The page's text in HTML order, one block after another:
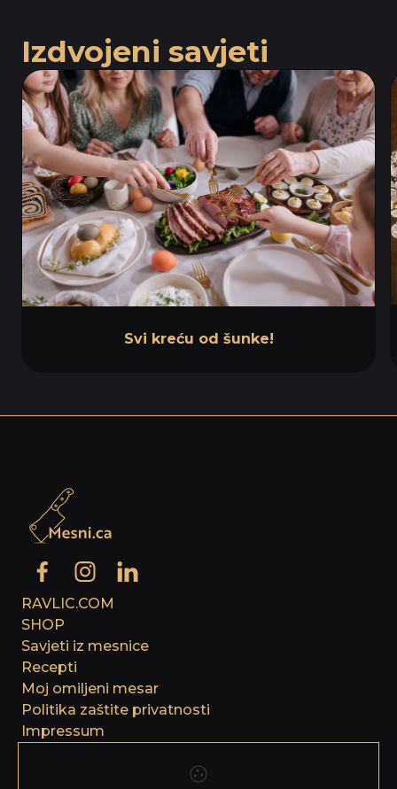
Izdvojeni savjeti
Svi kreću od šunke!
RAVLIC.COM
SHOP
Savjeti iz mesnice
Recepti
Moj omiljeni mesar
Politika zaštite privatnosti
Impressum
Politika upravljanja kvalitetom i sigurnošću hrane